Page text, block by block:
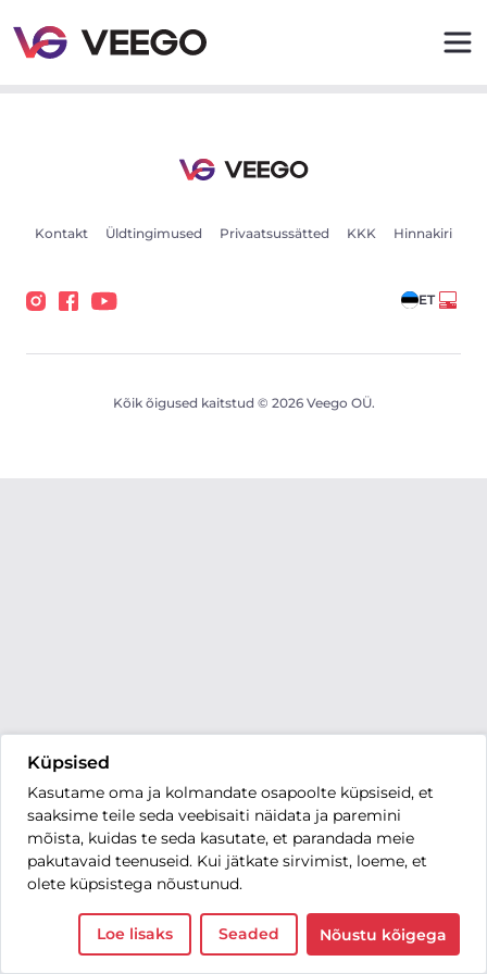
Küpsised
Kasutame oma ja kolmandate osapoolte küpsiseid, et
saaksime teile seda veebisaiti näidata ja paremini
mõista, kuidas te seda kasutate, et parandada meie
pakutavaid teenuseid. Kui jätkate sirvimist, loeme, et
olete küpsistega nõustunud.
Loe lisaks Seaded Nõustu kõigega
Kontakt Üldtingimused Privaatsussätted KKK Hinnakiri
ET
Kõik õigused kaitstud © 2026 Veego OÜ.